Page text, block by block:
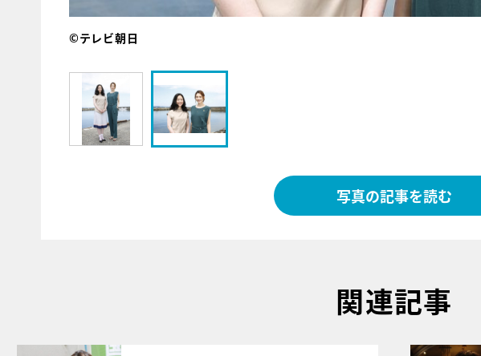
©テレビ朝日
写真の記事を読む
関連記事